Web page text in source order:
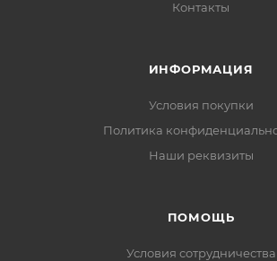
Контакты
ИНФОРМАЦИЯ
Условия покупки
Политика
Наши реквизиты
ПОМОЩЬ
Условия сотрудничества